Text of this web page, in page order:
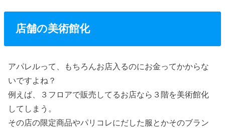
店舗の美術館化
アパレルって、もちろんお店入るのにお金ってかからな
いですよね？
例えば、３フロアで販売してるお店なら３階を美術館化
してしまう。
その店の限定商品やパリコレにだした服とかそのブラン